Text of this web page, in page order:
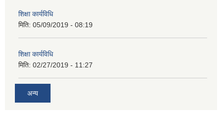
शिक्षा कार्यविधि
मिति: 05/09/2019 - 08:19
शिक्षा कार्यविधि
मिति: 02/27/2019 - 11:27
अन्य